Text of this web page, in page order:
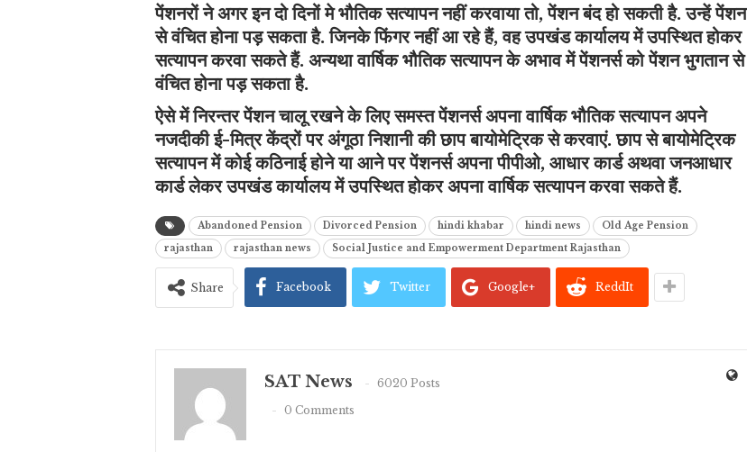
पेंशनरों ने अगर इन दो दिनों मे भौतिक सत्यापन नहीं करवाया तो, पेंशन बंद हो सकती है. उन्हें पेंशन
से वंचित होना पड़ सकता है. जिनके फिंगर नहीं आ रहे हैं, वह उपखंड कार्यालय में उपस्थित होकर
सत्यापन करवा सकते हैं. अन्यथा वार्षिक भौतिक सत्यापन के अभाव में पेंशनर्स को पेंशन भुगतान से
वंचित होना पड़ सकता है.
ऐसे में निरन्तर पेंशन चालू रखने के लिए समस्त पेंशनर्स अपना वार्षिक भौतिक सत्यापन अपने
नजदीकी ई-मित्र केंद्रों पर अंगूठा निशानी की छाप बायोमेट्रिक से करवाएं. छाप से बायोमेट्रिक
सत्यापन में कोई कठिनाई होने या आने पर पेंशनर्स अपना पीपीओ, आधार कार्ड अथवा जनआधार
कार्ड लेकर उपखंड कार्यालय में उपस्थित होकर अपना वार्षिक सत्यापन करवा सकते हैं.
Abandoned Pension Divorced Pension hindi khabar hindi news
Old Age Pension
rajasthan
rajasthan news Social Justice and Empowerment Department Rajasthan
Share Facebook Twitter Google+ ReddIt
SAT News
6020 Posts
0 Comments